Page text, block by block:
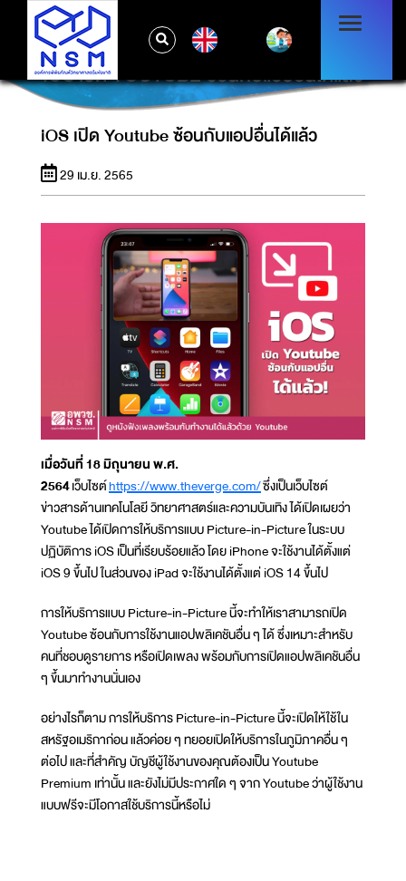
IOS เปิด YOUTUBE ซ้อนกับแอปอื่นได้แล้ว
iOS เปิด Youtube ซ้อนกับแอปอื่นได้แล้ว
29 เม.ย. 2565
เมื่อวันที่ 18 มิถุนายน พ.ศ.
2564เว็บไซต์https://www.theverge.com/ซึ่งเป็นเว็บไซต์
ข่าวสารด้านเทคโนโลยี วิทยาศาสตร์และความบันเทิง ได้เปิดเผยว่า
Youtube ได้เปิดการให้บริการแบบ Picture-in-Picture ในระบบ
ปฏิบัติการ iOS เป็นที่เรียบร้อยแล้ว โดย iPhone จะใช้งานได้ตั้งแต่
iOS 9 ขึ้นไป ในส่วนของ iPad จะใช้งานได้ตั้งแต่ iOS 14 ขึ้นไป
การให้บริการแบบ Picture-in-Picture นี้จะทำให้เราสามารถเปิด
Youtube ซ้อนกับการใช้งานแอปพลิเคชันอื่น ๆ ได้ ซึ่งเหมาะสำหรับ
คนที่ชอบดูรายการ หรือเปิดเพลง พร้อมกับการเปิดแอปพลิเคชันอื่น
ๆ ขึ้นมาทำงานนั่นเอง
อย่างไรก็ตาม การให้บริการ Picture-in-Picture นี้จะเปิดให้ใช้ใน
สหรัฐอเมริกาก่อน แล้วค่อย ๆ ทยอยเปิดให้บริการในภูมิภาคอื่น ๆ
ต่อไป และที่สำคัญ บัญชีผู้ใช้งานของคุณต้องเป็น Youtube
Premium เท่านั้น และยังไม่มีประกาศใด ๆ จาก Youtube ว่าผู้ใช้งาน
แบบฟรีจะมีโอกาสใช้บริการนี้หรือไม่